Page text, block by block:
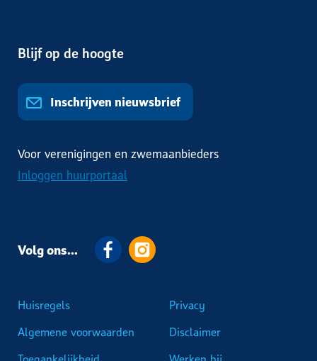
Blijf op de hoogte
Inschrijven nieuwsbrief
Voor verenigingen en zwemaanbieders
Inloggen huurportaal
Volg ons...
Voet
Huisregels
Algemene voorwaarden
Privacy
Disclaimer